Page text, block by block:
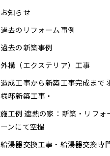
お知らせ
過去のリフォーム事例
過去の新築事例
外構（エクステリア）工事
造成工事から新築工事完成まで
様邸新築工事・
施工例 遮熱の家：新築・リフォ
ーンにて空撮
給湯器交換工事・給湯器交換専